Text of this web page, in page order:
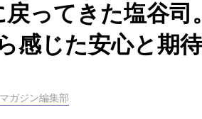
ってきた塩谷司
感じた安心と期
ガジン編集部